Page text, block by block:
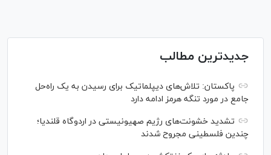
جدیدترین مطالب
پاکستان: تلاش‌های دیپلماتیک برای رسیدن به یک راه‌حل
جامع در مورد تنگه هرمز ادامه دارد
تشدید خشونت‌های رژیم صهیونیستی در اردوگاه قلندیا؛
چندین فلسطینی مجروح شدند